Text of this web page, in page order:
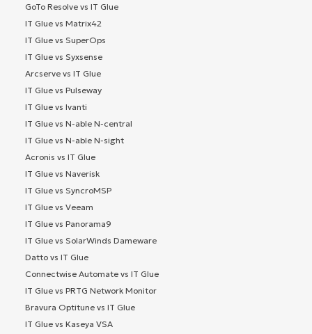
GoTo Resolve vs IT Glue
IT Glue vs Matrix42
IT Glue vs SuperOps
IT Glue vs Syxsense
Arcserve vs IT Glue
IT Glue vs Pulseway
IT Glue vs Ivanti
IT Glue vs N-able N-central
IT Glue vs N-able N-sight
Acronis vs IT Glue
IT Glue vs Naverisk
IT Glue vs SyncroMSP
IT Glue vs Veeam
IT Glue vs Panorama9
IT Glue vs SolarWinds Dameware
Datto vs IT Glue
Connectwise Automate vs IT Glue
IT Glue vs PRTG Network Monitor
Bravura Optitune vs IT Glue
IT Glue vs Kaseya VSA